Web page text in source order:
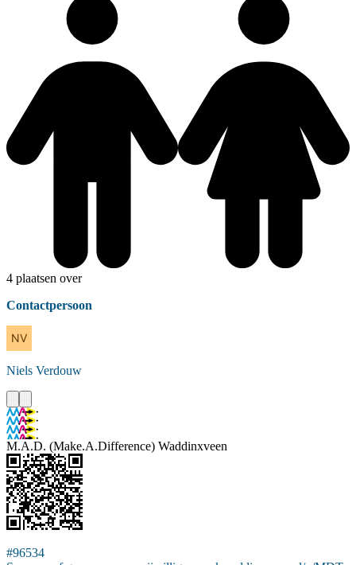
4 plaatsen over
Contactpersoon
Niels Verdouw
M.A.D. (Make.A.Difference) Waddinxveen
#96534